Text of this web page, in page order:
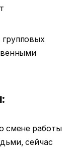
смене работы
сейчас